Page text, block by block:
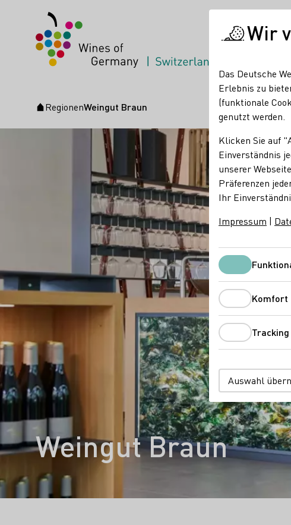
Startseite
RegionenWeingut Braun
Weingut Braun
Wir
Das Deutsche
Erlebnis zu
(funktionale
genutzt werden.
Klicken Sie auf
Einverständnis
unserer
Präferenzen
Ihr
Impressum |
Komfort
Tracking
Auswahl